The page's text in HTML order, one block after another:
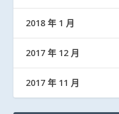
2018 年 1 月
2017 年 12 月
2017 年 11 月